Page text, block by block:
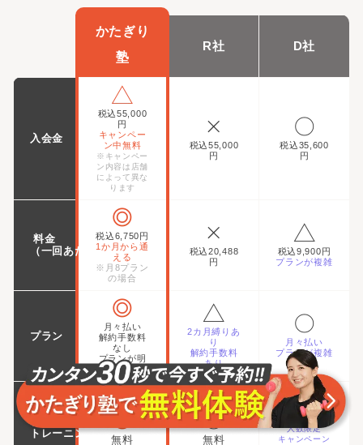
かたぎり
塾
R社 D社
入会金
税込55,000
円
キャンペー
ン中無料
※キャンペー
ン内容は店舗
によって異な
ります
税込55,000
円
税込35,600
円
料金
（一回あたり）
税込6,750円
1か月から通
える
※月8プラン
の場合
税込20,488
円
税込9,900円
プランが複雑
プラン
月々払い
解約手数料
なし
プランが明
快
2カ月縛りあ
り
解約手数料
あり
月々払い
プランが複雑
初回体験
トレーニング
無料 無料
税込7,100円
人数限定
キャンペーン